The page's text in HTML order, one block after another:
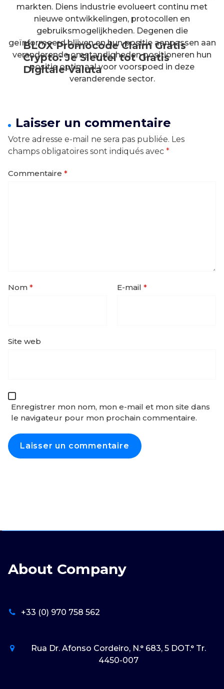
BLOX Promocode Claim Gratis
Crypto: Je Sleutel tot Gratis
Digitale Valuta
markten. Diens industrie evolueert continu met
nieuwe ontwikkelingen, protocollen en
gebruiksmogelijkheden. Degenen die
geïnformeerd blijven en hun positie aanpassen aan
veranderende omstandigheden positioneren hun
positie optimaal voor voorspoed in deze
veranderende sector.
Laisser un commentaire
Votre adresse e-mail ne sera pas publiée. Les
champs obligatoires sont indiqués avec *
Commentaire *
Nom * E-mail *
Site web
Enregistrer mon nom, mon e-mail et mon site dans
le navigateur pour mon prochain commentaire.
About Company
+33 (0) 970 758 562
Rua Dr. Afonso Cordeiro, N.° 683, 5 DOT.° Tr.
4450-007